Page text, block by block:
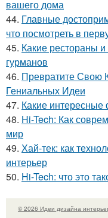
вашего дома
44. Главные
что посмотреть в
45. Какие рестораны
гурманов
46. Превратите Свою
Гениальных Идеи
47. Какие
48. Hi-Tech: Как
мир
49. Хай-тек: как
интерьер
50. Hi-Tech: что это
© 2026 Идеи дизайна